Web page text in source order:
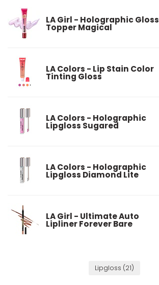
LA Girl - Holographic Gloss
Topper Magical
LA Colors - Lip Stain Color
Tinting Gloss
LA Colors - Holographic
Lipgloss Sugared
LA Colors - Holographic
Lipgloss Diamond Lite
LA Girl - Ultimate Auto
Lipliner Forever Bare
Lipgloss (21)